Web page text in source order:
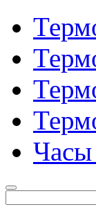
Часы